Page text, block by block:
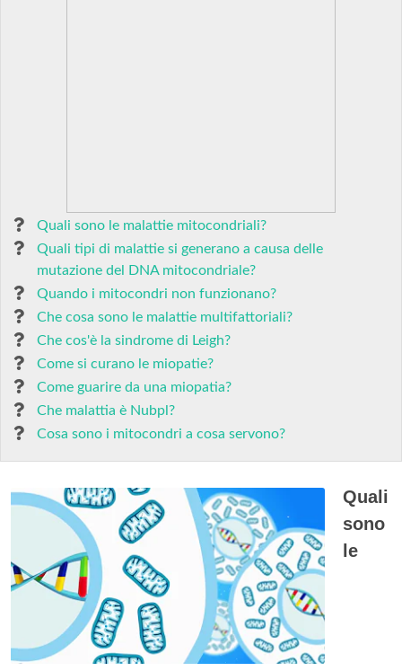
Quali sono le malattie mitocondriali?
Quali tipi di malattie si generano a causa delle
mutazione del DNA mitocondriale?
Quando i mitocondri non funzionano?
Che cosa sono le malattie multifattoriali?
Che cos'è la sindrome di Leigh?
Come si curano le miopatie?
Come guarire da una miopatia?
Che malattia è Nubpl?
Cosa sono i mitocondri a cosa servono?
Quali
sono
le